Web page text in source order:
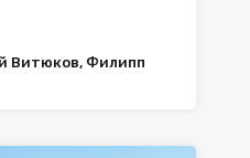
Витюков, Филипп